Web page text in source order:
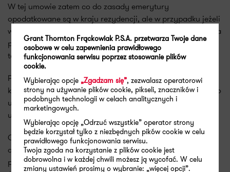
W tej umowie zatem co do zasady emerytury
opodatkowane są w kraju rezydencji, ale w przypadku jeżeli
wskazane warunki są spełnione, również państwo źródła ma
prawo do opodatkowania wypłat dokonywanych z jego
terytorium.
Pomimo zatem zasady ogólnej wyrażonej w MK OECD,
każdorazowo należy przeanalizować odpowiednią umowę o
unikaniu podwójnego opodatkowania, ponieważ regulacje
umów, mogą istotnie różnić się od regulacji w Konwencji.
Chcielibyśmy zwrócić jeszcze na jeden wyjątek zawarty w
art. 18 MK OECD, który dotyczy emerytur i innych
podobnych świadczeń otrzymywanych z tytułu funkcji
Grant Thornton Frąckowiak P.S.A. przetwarza Twoje dane
osobowe w celu zapewnienia prawidłowego
funkcjonowania serwisu poprzez stosowanie plików
cookie.
Wybierając opcje„Zgadzam się”, zezwalasz operatorowi
strony na używanie plików cookie, pikseli, znaczników i
podobnych technologii w celach analitycznych i
marketingowych.
Wybierając opcję „Odrzuć wszystkie” operator strony
będzie korzystał tylko z niezbędnych pików cookie w celu
prawidłowego funkcjonowania serwisu.
Twoja zgoda na korzystanie z plików cookie jest
dobrowolna i w każdej chwili możesz ją wycofać. W celu
zmiany ustawień prosimy o wybranie: „więcej opcji”.